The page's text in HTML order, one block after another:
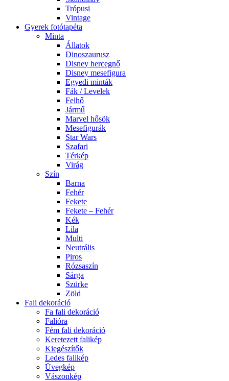
Trópusi
Vintage
Gyerek fotótapéta
Minta
Állatok
Dinoszaurusz
Disney hercegnő
Disney mesefigura
Egyedi minták
Fák / Levelek
Felhő
Jármű
Marvel hősök
Mesefigurák
Star Wars
Szafari
Térkép
Virág
Szín
Barna
Fehér
Fekete
Fekete – Fehér
Kék
Lila
Multi
Neutrális
Piros
Rózsaszín
Sárga
Szürke
Zöld
Fali dekoráció
Fa fali dekoráció
Falióra
Fém fali dekoráció
Keretezett falikép
Kiegészítők
Ledes falikép
Üvegkép
Vászonkép